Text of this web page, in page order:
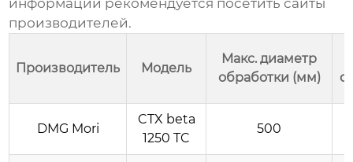
информации рекомендуется посетить сайты
производителей.
Производитель Модель
Макс. диаметр
обработки (мм)
DMG Mori
CTX beta
1250 TC
500